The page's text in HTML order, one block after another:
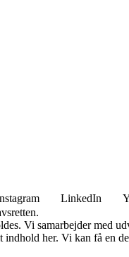
LinkedIn
Vi samarbejder med
her. Vi kan få en